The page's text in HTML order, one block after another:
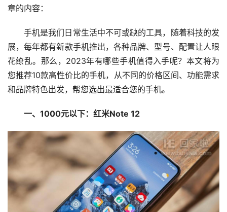
章的内容：
手机是我们日常生活中不可或缺的工具，随着科技的发
展，每年都有新款手机推出，各种品牌、型号、配置让人眼
花缭乱。那么，2023年有哪些手机值得入手呢？本文将为
您推荐10款高性价比的手机，从不同的价格区间、功能需求
和品牌特色出发，帮您选出最适合您的手机。
一、1000元以下：红米Note 12